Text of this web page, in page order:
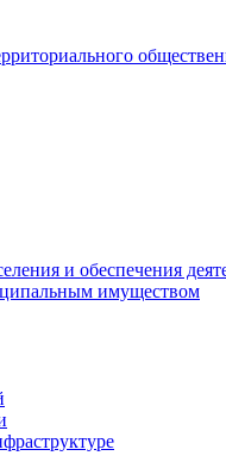
и обеспечения
имуществом